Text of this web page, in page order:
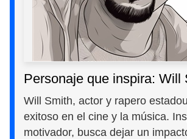
Personaje que inspira: Will
Will Smith, actor y rapero
exitoso en el cine y la música.
motivador, busca dejar un